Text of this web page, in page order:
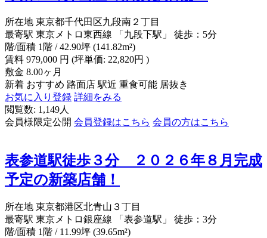
所在地 東京都千代田区九段南２丁目
最寄駅 東京メトロ東西線 「九段下駅」 徒歩：5分
階/面積 1階 / 42.90坪 (141.82m²)
賃料 979,000 円 (坪単価: 22,820円 )
敷金 8.00ヶ月
新着 おすすめ 路面店 駅近 重食可能 居抜き
お気に入り登録 詳細をみる
閲覧数: 1,149人
会員様限定公開 会員登録はこちら 会員の方はこちら
表参道駅徒歩３分 ２０２６年８月完成
予定の新築店舗！
所在地 東京都港区北青山３丁目
最寄駅 東京メトロ銀座線 「表参道駅」 徒歩：3分
階/面積 1階 / 11.99坪 (39.65m²)